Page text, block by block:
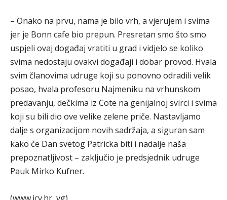
– Onako na prvu, nama je bilo vrh, a vjerujem i svima
jer je Bonn cafe bio prepun. Presretan smo što smo
uspjeli ovaj događaj vratiti u grad i vidjelo se koliko
svima nedostaju ovakvi događaji i dobar provod. Hvala
svim članovima udruge koji su ponovno odradili velik
posao, hvala profesoru Najmeniku na vrhunskom
predavanju, dečkima iz Cote na genijalnoj svirci i svima
koji su bili dio ove velike zelene priče. Nastavljamo
dalje s organizacijom novih sadržaja, a siguran sam
kako će Dan svetog Patricka biti i nadalje naša
prepoznatljivost – zaključio je predsjednik udruge
Pauk Mirko Kufner.